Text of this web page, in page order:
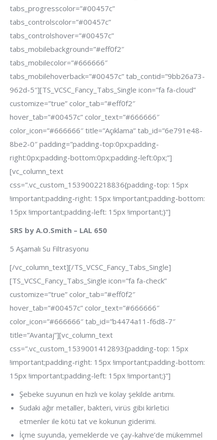
tabs_progresscolor=”#00457c”
tabs_controlscolor=”#00457c”
tabs_controlshover=”#00457c”
tabs_mobilebackground=”#eff0f2″
tabs_mobilecolor=”#666666″
tabs_mobilehoverback=”#00457c” tab_contid=”9bb26a73-
962d-5″][TS_VCSC_Fancy_Tabs_Single icon=”fa fa-cloud”
customize=”true” color_tab=”#eff0f2″
hover_tab=”#00457c” color_text=”#666666″
color_icon=”#666666″ title=”Açıklama” tab_id=”6e791e48-
8be2-0″ padding=”padding-top:0px;padding-
right:0px;padding-bottom:0px;padding-left:0px;”]
[vc_column_text
css=”.vc_custom_1539002218836{padding-top: 15px
!important;padding-right: 15px !important;padding-bottom:
15px !important;padding-left: 15px !important;}”]
SRS by A.O.Smith – LAL 650
5 Aşamalı Su Filtrasyonu
[/vc_column_text][/TS_VCSC_Fancy_Tabs_Single]
[TS_VCSC_Fancy_Tabs_Single icon=”fa fa-check”
customize=”true” color_tab=”#eff0f2″
hover_tab=”#00457c” color_text=”#666666″
color_icon=”#666666″ tab_id=”b4474a11-f6d8-7″
title=”Avantaj”][vc_column_text
css=”.vc_custom_1539001412893{padding-top: 15px
!important;padding-right: 15px !important;padding-bottom:
15px !important;padding-left: 15px !important;}”]
Şebeke suyunun en hızlı ve kolay şekilde arıtımı.
Sudaki ağır metaller, bakteri, virüs gibi kirletici
etmenler ile kötü tat ve kokunun giderimi.
İçme suyunda, yemeklerde ve çay-kahve’de mükemmel